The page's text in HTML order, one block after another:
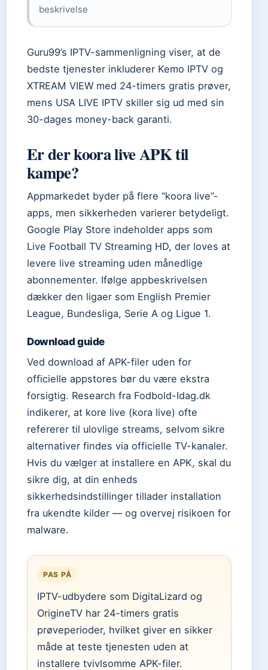
beskrivelse
Guru99’s IPTV-sammenligning viser, at de
bedste tjenester inkluderer Kemo IPTV og
XTREAM VIEW med 24-timers gratis prøver,
mens USA LIVE IPTV skiller sig ud med sin
30-dages money-back garanti.
Er der koora live APK til
kampe?
Appmarkedet byder på flere “koora live”-
apps, men sikkerheden varierer betydeligt.
Google Play Store indeholder apps som
Live Football TV Streaming HD, der loves at
levere live streaming uden månedlige
abonnementer. Ifølge appbeskrivelsen
dækker den ligaer som English Premier
League, Bundesliga, Serie A og Ligue 1.
Download guide
Ved download af APK-filer uden for
officielle appstores bør du være ekstra
forsigtig. Research fra Fodbold-Idag.dk
indikerer, at kore live (kora live) ofte
refererer til ulovlige streams, selvom sikre
alternativer findes via officielle TV-kanaler.
Hvis du vælger at installere en APK, skal du
sikre dig, at din enheds
sikkerhedsindstillinger tillader installation
fra ukendte kilder — og overvej risikoen for
malware.
PAS PÅ
IPTV-udbydere som DigitaLizard og
OrigineTV har 24-timers gratis
prøveperioder, hvilket giver en sikker
måde at teste tjenesten uden at
installere tvivlsomme APK-filer.